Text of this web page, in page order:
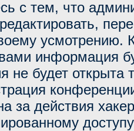
с тем, что
усмотрению.
информация
не будет открыта
за действия